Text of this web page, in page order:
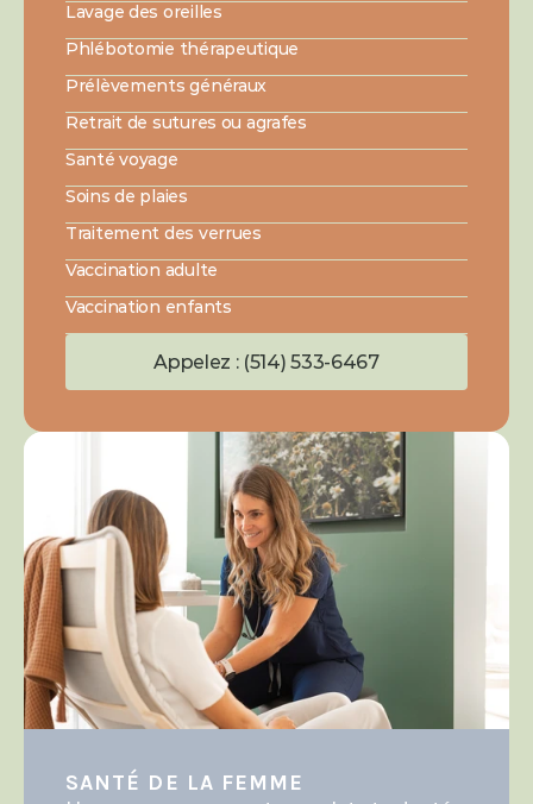
Lavage des oreilles
Phlébotomie thérapeutique
Prélèvements généraux
Retrait de sutures ou agrafes
Santé voyage
Soins de plaies
Traitement des verrues
Vaccination adulte
Vaccination enfants
Appelez : (514) 533-6467
SANTÉ DE LA FEMME